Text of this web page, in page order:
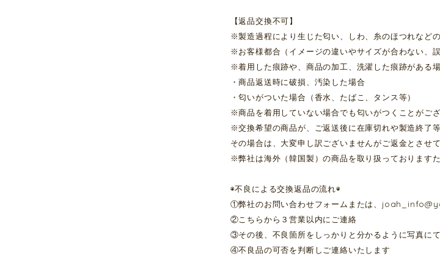
【返品交換不可】
※製造過程により生じた匂い、しわ、糸のほつれなど
※お客様都合（イメージの違いやサイズが合わない、
※着用した痕跡や、商品の加工、洗濯した痕跡がある場
・商品返送時に破損、汚染した場合
・匂いがついた場合（香水、たばこ、タンス等）
※商品を着用していない場合でも匂いがつくことがご
※交換希望の商品が、ご返送後に在庫切れや製造終了
その場合は、大変申し訳ございませんがご返金とさせ
※弊社は海外（韓国製）の商品を取り扱っております
◉不良による交換返品の流れ◉
①弊社のお問い合わせフォームまたは、
②こちらから３営業以内にご連絡
③その後、不良箇所をしっかりと分かるように写真に
④不良品の可否を判断しご連絡いたします